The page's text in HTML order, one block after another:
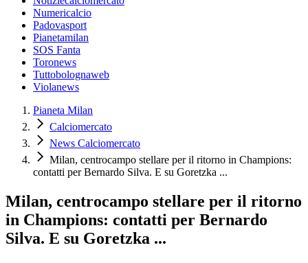
Numericalcio
Padovasport
Pianetamilan
SOS Fanta
Toronews
Tuttobolognaweb
Violanews
Pianeta Milan
Calciomercato
News Calciomercato
Milan, centrocampo stellare per il ritorno in Champions:
contatti per Bernardo Silva. E su Goretzka ...
Milan, centrocampo stellare per il ritorno
in Champions: contatti per Bernardo
Silva. E su Goretzka ...